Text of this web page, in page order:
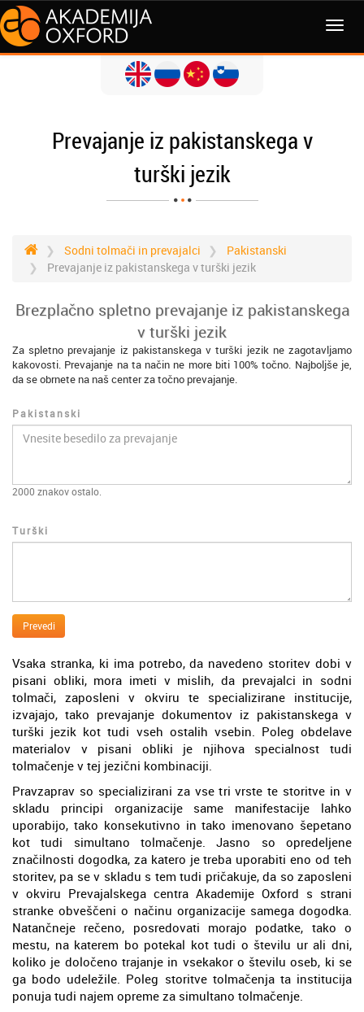
MENI
Prevajanje iz pakistanskega v
turški jezik
Sodni tolmači in prevajalci
Pakistanski
Prevajanje iz pakistanskega v turški jezik
Brezplačno spletno prevajanje iz pakistanskega
v turški jezik
Za spletno prevajanje iz pakistanskega v turški jezik ne zagotavljamo
kakovosti. Prevajanje na ta način ne more biti 100% točno. Najboljše je,
da se obrnete na naš center za točno prevajanje.
Pakistanski
2000 znakov ostalo.
Turški
Prevedi
Vsaka stranka, ki ima potrebo, da navedeno storitev dobi v
pisani obliki, mora imeti v mislih, da prevajalci in sodni
tolmači, zaposleni v okviru te specializirane institucije,
izvajajo, tako prevajanje dokumentov iz pakistanskega v
turški jezik kot tudi vseh ostalih vsebin. Poleg obdelave
materialov v pisani obliki je njihova specialnost tudi
tolmačenje v tej jezični kombinaciji.
Pravzaprav so specializirani za vse tri vrste te storitve in v
skladu principi organizacije same manifestacije lahko
uporabijo, tako konsekutivno in tako imenovano šepetano
kot tudi simultano tolmačenje. Jasno so opredeljene
značilnosti dogodka, za katero je treba uporabiti eno od teh
storitev, pa se v skladu s tem tudi pričakuje, da so zaposleni
v okviru Prevajalskega centra Akademije Oxford s strani
stranke obveščeni o načinu organizacije samega dogodka.
Natančneje rečeno, posredovati morajo podatke, tako o
mestu, na katerem bo potekal kot tudi o številu ur ali dni,
koliko je določeno trajanje in vsekakor o številu oseb, ki se
ga bodo udeležile. Poleg storitve tolmačenja ta institucija
ponuja tudi najem opreme za simultano tolmačenje.